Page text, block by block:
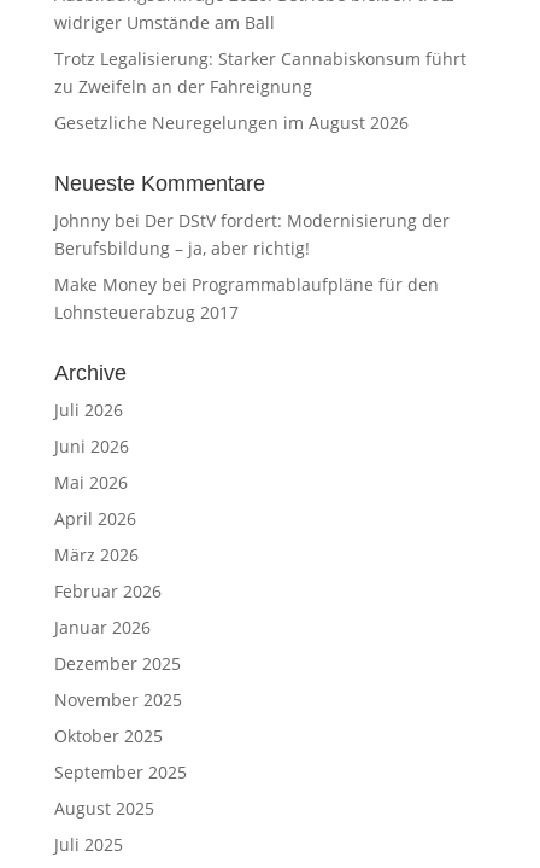
widriger Umstände am Ball
Trotz Legalisierung: Starker Cannabiskonsum führt
zu Zweifeln an der Fahreignung
Gesetzliche Neuregelungen im August 2026
Neueste Kommentare
Johnnybei Der DStV fordert: Modernisierung der
Berufsbildung – ja, aber richtig!
Make Moneybei Programmablaufpläne für den
Lohnsteuerabzug 2017
Archive
Juli 2026
Juni 2026
Mai 2026
April 2026
März 2026
Februar 2026
Januar 2026
Dezember 2025
November 2025
Oktober 2025
September 2025
August 2025
Juli 2025